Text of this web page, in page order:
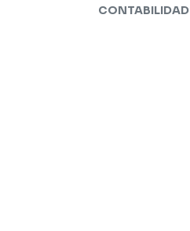
CONTABILIDAD